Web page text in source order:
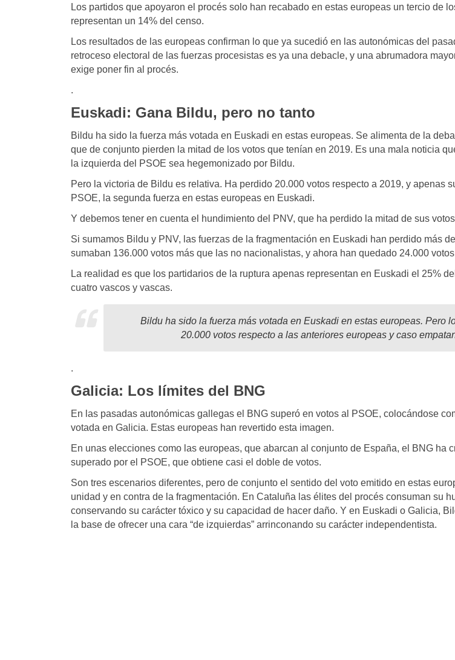
Los partidos que apoyaron el procés solo han recabado en estas europeas un tercio de
representan un 14% del censo.
Los resultados de las europeas confirman lo que ya sucedió en las autonómicas del
retroceso electoral de las fuerzas procesistas es ya una debacle, y una abrumadora
exige poner fin al procés.
.
Euskadi: Gana Bildu, pero no tanto
Bildu ha sido la fuerza más votada en Euskadi en estas europeas. Se alimenta de la
que de conjunto pierden la mitad de los votos que tenían en 2019. Es una mala noticia
la izquierda del PSOE sea hegemonizado por Bildu.
Pero la victoria de Bildu es relativa. Ha perdido 20.000 votos respecto a 2019, y apenas
PSOE, la segunda fuerza en estas europeas en Euskadi.
Y debemos tener en cuenta el hundimiento del PNV, que ha perdido la mitad de sus
Si sumamos Bildu y PNV, las fuerzas de la fragmentación en Euskadi han perdido más
sumaban 136.000 votos más que las no nacionalistas, y ahora han quedado 24.000
La realidad es que los partidarios de la ruptura apenas representan en Euskadi el 25%
cuatro vascos y vascas.
Bildu ha sido la fuerza más votada en Euskadi en estas europeas. Pero
20.000 votos respecto a las anteriores europeas y caso
.
Galicia: Los límites del BNG
En las pasadas autonómicas gallegas el BNG superó en votos al PSOE, colocándose
votada en Galicia. Estas europeas han revertido esta imagen.
En unas elecciones como las europeas, que abarcan al conjunto de España, el BNG ha
superado por el PSOE, que obtiene casi el doble de votos.
Son tres escenarios diferentes, pero de conjunto el sentido del voto emitido en estas
unidad y en contra de la fragmentación. En Cataluña las élites del procés consuman su
conservando su carácter tóxico y su capacidad de hacer daño. Y en Euskadi o Galicia,
la base de ofrecer una cara “de izquierdas” arrinconando su carácter independentista.